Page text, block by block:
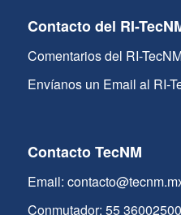
Contacto del RI-
Comentarios del RI-
Envíanos un Email al RI-
Contacto TecNM
Email:
Conmutador: 55 36002500